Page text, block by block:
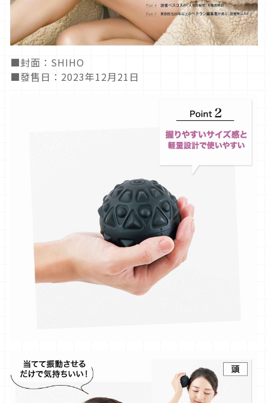
■封面：SHIHO
■發售日：2023年12月21日